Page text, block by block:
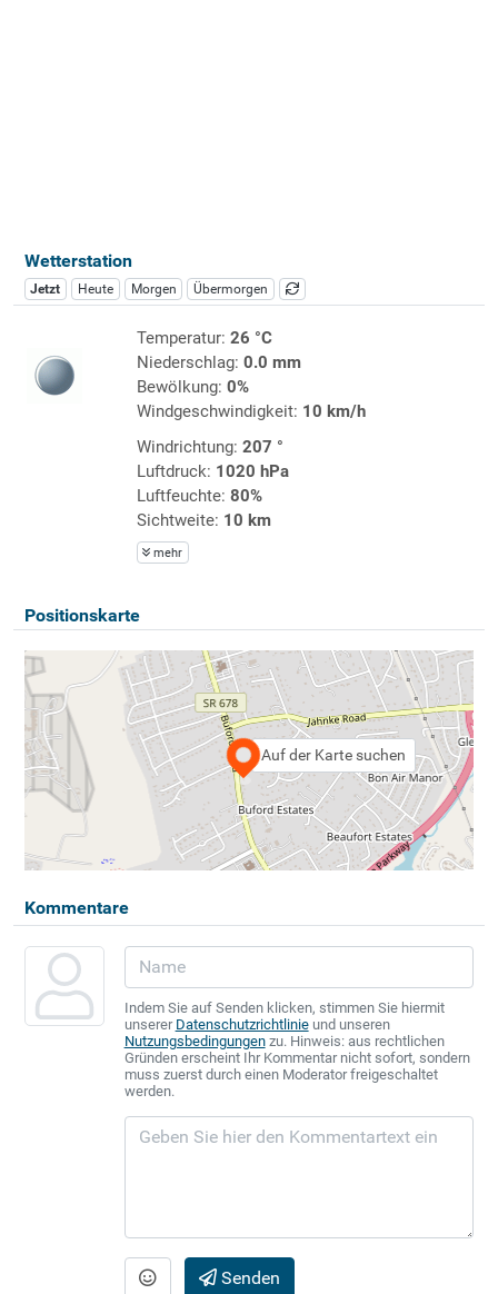
Wetterstation
Jetzt Heute Morgen Übermorgen
Temperatur: 26 °C
Niederschlag: 0.0 mm
Bewölkung: 0%
Windgeschwindigkeit: 10 km/h
Windrichtung: 207 °
Luftdruck: 1020 hPa
Luftfeuchte: 80%
Sichtweite: 10 km
mehr
Positionskarte
Auf der Karte suchen
Kommentare
Indem Sie auf Senden klicken, stimmen Sie hiermit
unserer Datenschutzrichtlinieund unseren
Nutzungsbedingungenzu. Hinweis: aus rechtlichen
Gründen erscheint Ihr Kommentar nicht sofort, sondern
muss zuerst durch einen Moderator freigeschaltet
werden.
Senden